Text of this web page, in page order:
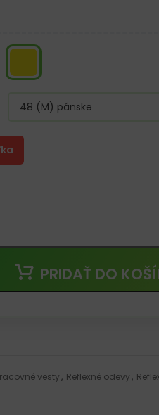
PRIDAŤ DO
vesty , Reflexné odevy ,